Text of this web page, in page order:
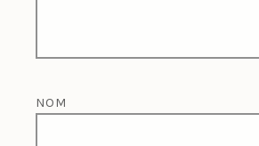
NOM